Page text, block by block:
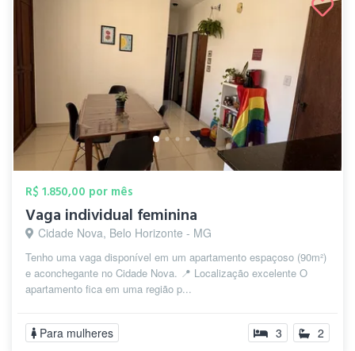
R$ 1.850,00 por mês
Vaga individual feminina
Cidade Nova, Belo Horizonte - MG
Tenho uma vaga disponível em um apartamento espaçoso (90m²)
e aconchegante no Cidade Nova. 📍 Localização excelente O
apartamento fica em uma região p...
Para mulheres 3 2